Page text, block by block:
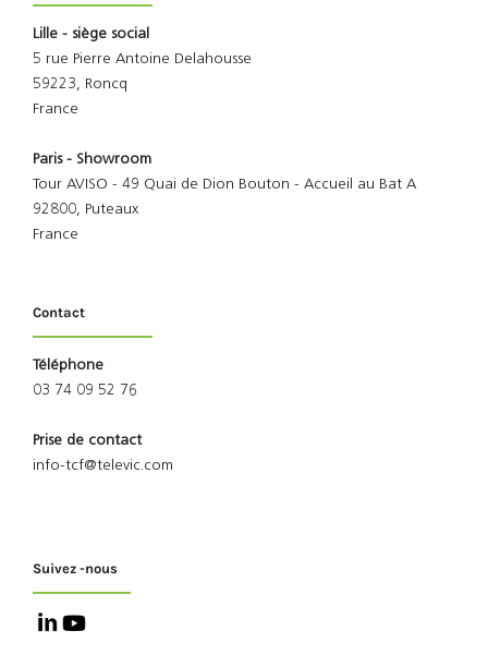
Lille - siège social
5 rue Pierre Antoine Delahousse
59223, Roncq
France
Paris - Showroom
Tour AVISO - 49 Quai de Dion Bouton - Accueil au Bat A
92800, Puteaux
France
Contact
Téléphone
03 74 09 52 76
Prise de contact
info-tcf@televic.com
Suivez -nous